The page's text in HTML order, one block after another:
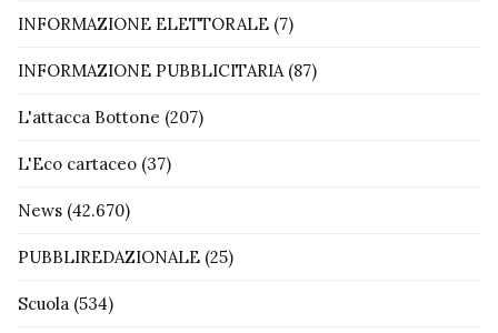
INFORMAZIONE ELETTORALE (7)
INFORMAZIONE PUBBLICITARIA (87)
L'attacca Bottone (207)
L'Eco cartaceo (37)
News (42.670)
PUBBLIREDAZIONALE (25)
Scuola (534)